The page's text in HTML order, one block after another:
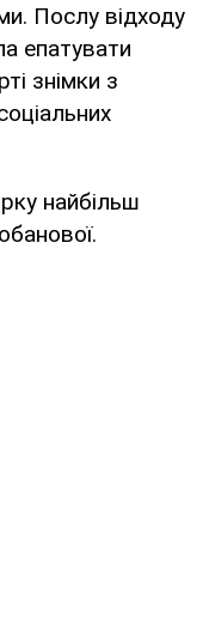
Послу відходу
епатувати
знімки з
найбільш